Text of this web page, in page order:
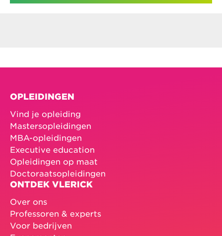
OPLEIDINGEN
Vind je opleiding
Mastersopleidingen
MBA-opleidingen
Executive education
Opleidingen op maat
Doctoraatsopleidingen
ONTDEK VLERICK
Over ons
Professoren & experts
Voor bedrijven